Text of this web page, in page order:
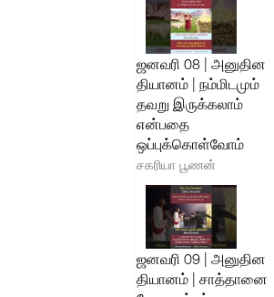
ஜனவரி 08 | அனுதின
தியானம் | நம்மிடமும்
தவறு இருக்கலாம்
என்பதை
ஒப்புக்கொள்வோம்
சகரியா பூணன்
ஜனவரி 09 | அனுதின
தியானம் | சாத்தானை